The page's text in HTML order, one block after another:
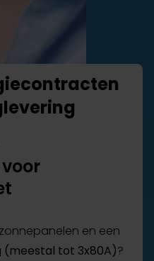
en een
(meestal tot 3x80A)?